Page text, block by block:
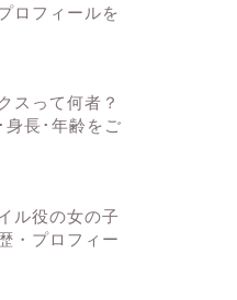
ロフィールを
スって何者？
身長･年齢をご
ル役の女の子
・プロフィー